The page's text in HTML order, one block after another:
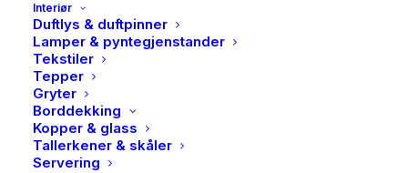
Interiør
Duftlys & duftpinner
Lamper & pyntegjenstander
Tekstiler
Tepper
Gryter
Borddekking
Kopper & glass
Tallerkener & skåler
Servering